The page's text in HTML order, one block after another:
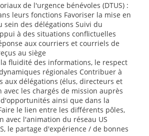
de l'urgence bénévoles (DTUS) :
leurs fonctions Favoriser la mise en
des délégations Suivi du
à des situations conflictuelles
aux courriers et courriels de
au siège
fluidité des informations, le respect
régionales Contribuer à
aux délégations (élus, directeurs et
les chargés de mission auprès
ainsi que dans la
le lien entre les différents pôles,
l'animation du réseau US
le partage d'expérience / de bonnes